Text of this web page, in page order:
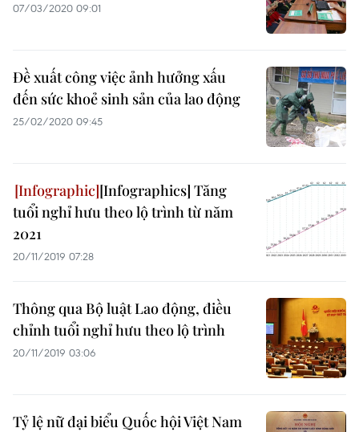
07/03/2020 09:01
Đề xuất công việc ảnh hưởng xấu
đến sức khoẻ sinh sản của lao động
25/02/2020 09:45
[Infographics] Tăng
tuổi nghỉ hưu theo lộ trình từ năm
2021
20/11/2019 07:28
Thông qua Bộ luật Lao động, điều
chỉnh tuổi nghỉ hưu theo lộ trình
20/11/2019 03:06
Tỷ lệ nữ đại biểu Quốc hội Việt Nam